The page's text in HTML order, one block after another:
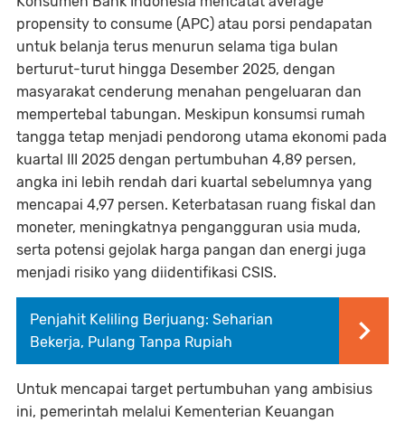
propensity to consume (APC) atau porsi pendapatan
untuk belanja terus menurun selama tiga bulan
berturut-turut hingga Desember 2025, dengan
masyarakat cenderung menahan pengeluaran dan
mempertebal tabungan. Meskipun konsumsi rumah
tangga tetap menjadi pendorong utama ekonomi pada
kuartal III 2025 dengan pertumbuhan 4,89 persen,
angka ini lebih rendah dari kuartal sebelumnya yang
mencapai 4,97 persen. Keterbatasan ruang fiskal dan
moneter, meningkatnya pengangguran usia muda,
serta potensi gejolak harga pangan dan energi juga
menjadi risiko yang diidentifikasi CSIS.
Penjahit Keliling Berjuang: Seharian
Bekerja, Pulang Tanpa Rupiah
Untuk mencapai target pertumbuhan yang ambisius
ini, pemerintah melalui Kementerian Keuangan